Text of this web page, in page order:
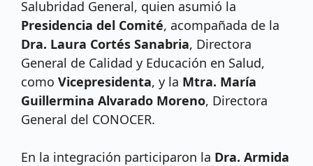
Salubridad General, quien asumió la
Presidencia del Comité, acompañada de la
Dra. Laura Cortés Sanabria, Directora
General de Calidad y Educación en Salud,
como Vicepresidenta, y la Mtra. María
Guillermina Alvarado Moreno, Directora
General del CONOCER.
En la integración participaron la Dra. Armida